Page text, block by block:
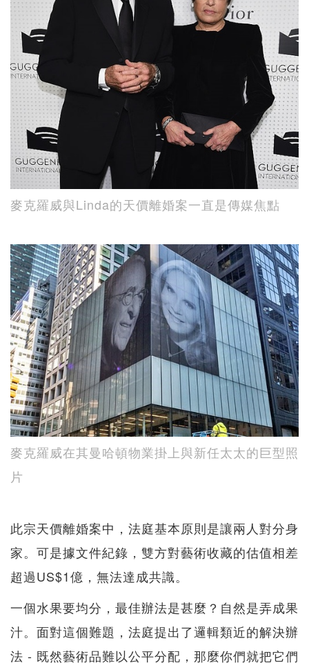
麥克羅威與Linda的天價離婚案一直是傳媒焦點
麥克羅威在其曼哈頓物業掛上與新任太太的巨型照
片
此宗天價離婚案中，法庭基本原則是讓兩人對分身
家。可是據文件紀錄，雙方對藝術收藏的估值相差
超過US$1億，無法達成共識。
一個水果要均分，最佳辦法是甚麼？自然是弄成果
汁。面對這個難題，法庭提出了邏輯類近的解決辦
法 - 既然藝術品難以公平分配，那麼你們就把它們